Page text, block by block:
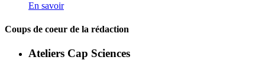
En savoir
Coups de coeur de la rédaction
Ateliers Cap Sciences